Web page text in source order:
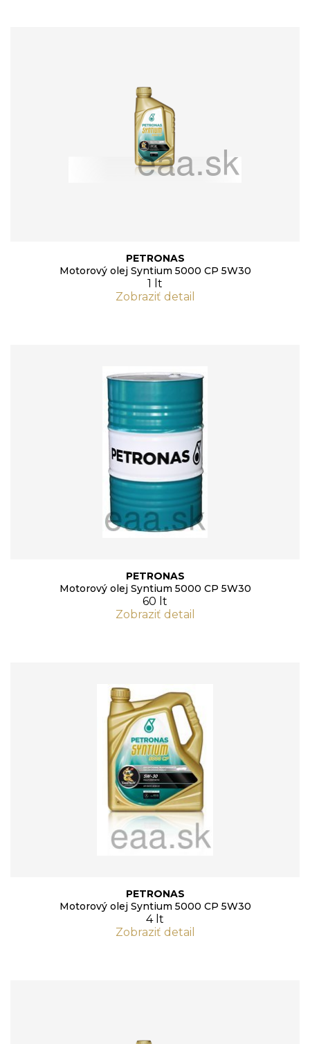
PETRONAS
Motorový olej Syntium 5000 CP 5W30
1 lt
Zobraziť detail
PETRONAS
Motorový olej Syntium 5000 CP 5W30
60 lt
Zobraziť detail
PETRONAS
Motorový olej Syntium 5000 CP 5W30
4 lt
Zobraziť detail